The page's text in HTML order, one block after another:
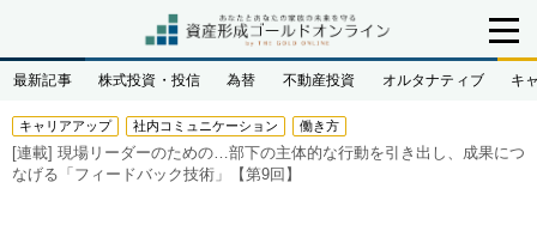
最新記事 株式投資・投信 為替 不動産投資 オルタナティブ キ
キャリアアップ 社内コミュニケーション 働き方
[連載] 現場リーダーのための…部下の主体的な行動を引き出し、成果につ
なげる「フィードバック技術」【第9回】